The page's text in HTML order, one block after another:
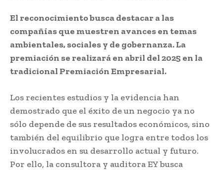
El reconocimiento busca destacar a las
compañías que muestren avances en temas
ambientales, sociales y de gobernanza. La
premiación se realizará en abril del 2025 en la
tradicional Premiación Empresarial.
Los recientes estudios y la evidencia han
demostrado que el éxito de un negocio ya no
sólo depende de sus resultados económicos, sino
también del equilibrio que logra entre todos los
involucrados en su desarrollo actual y futuro.
Por ello, la consultora y auditora EY busca